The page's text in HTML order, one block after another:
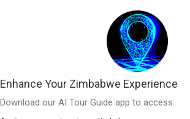
Enhance Your Zimbabwe Experience
Download our AI Tour Guide app to access: